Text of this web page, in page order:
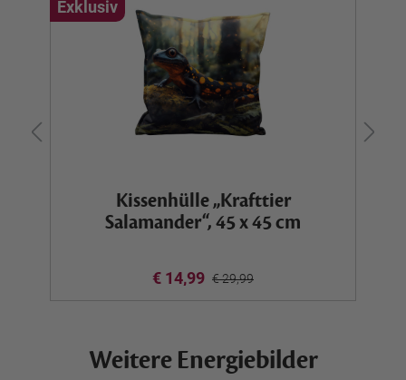
Exklusiv
Kissenhülle „Krafttier
Salamander“, 45 x 45 cm
€ 14,99 € 29,99
Weitere Energiebilder